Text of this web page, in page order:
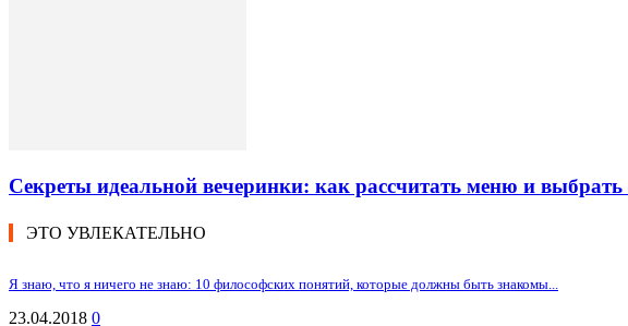
Секреты идеальной вечеринки: как рассчитать меню и
ЭТО УВЛЕКАТЕЛЬНО
Я знаю, что я ничего не знаю: 10 философских понятий, которые должны быть знакомы...
23.04.2018 0